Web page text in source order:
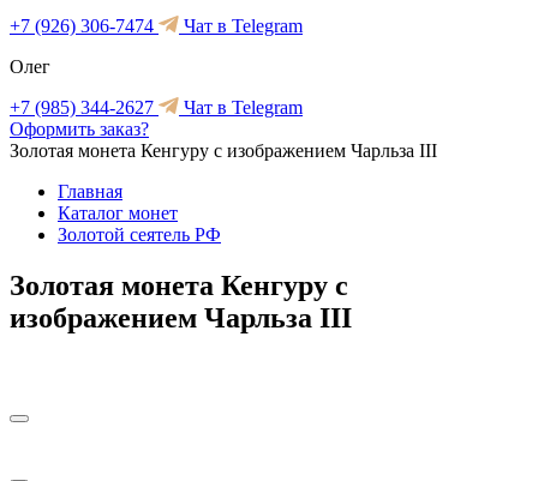
+7 (926) 306-7474
Чат в Telegram
Олег
+7 (985) 344-2627
Чат в Telegram
Оформить заказ?
Золотая монета Кенгуру с изображением Чарльза III
Главная
Каталог монет
Золотой сеятель РФ
Золотая монета Кенгуру с
изображением Чарльза III